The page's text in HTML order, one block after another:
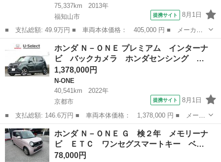
75,337km
2013年
福知山市
提携サイト 8月1日
■ 支払総額: 49.9万円 ■ 車両本体価格： 405,000 円 ■ メーカー
名： ホンダ ■ 車種名： Ｎ－ＯＮＥ ■ グレード名： Ｇ・Ｌパ
ッケージ ＥＴＣ オートライト スマートキー アイドリングスト
ップ 電動格...
京都 福知山市 N-ONE
ホンダ Ｎ－ＯＮＥ プレミアム インターナ
ビ バックカメラ ホンダセンシング …
1,378,000円
N-ONE
40,541km
2022年
京都市
提携サイト 8月1日
■ 支払総額: 146.6万円 ■ 車両本体価格： 1,378,000 円 ■ メーカ
ー名： ホンダ ■ 車種名： Ｎ－ＯＮＥ ■ グレード名： プレミ
アム インターナビ バックカメラ ホンダセンシング ＬＥＤヘッ
ドライト...
京都 京都市 N-ONE
ホンダ Ｎ－ＯＮＥ Ｇ 検２年 メモリーナ
ビ ＥＴＣ ワンセグスマートキー ベ…
78,000円